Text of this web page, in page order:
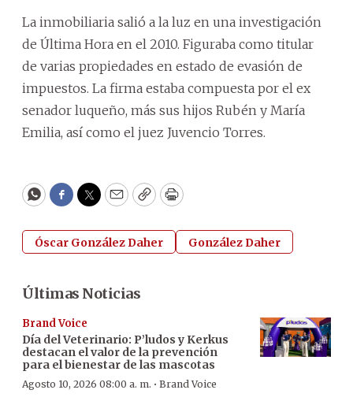
La inmobiliaria salió a la luz en una investigación
de Última Hora en el 2010. Figuraba como titular
de varias propiedades en estado de evasión de
impuestos. La firma estaba compuesta por el ex
senador luqueño, más sus hijos Rubén y María
Emilia, así como el juez Juvencio Torres.
WhatsApp
Facebook
Twitter
EmailCopyPrint
Óscar González Daher González Daher
Últimas Noticias
Brand Voice
Día del Veterinario: P’ludos y Kerkus
destacan el valor de la prevención
para el bienestar de las mascotas
Agosto 10, 2026 08:00 a. m. · Brand Voice